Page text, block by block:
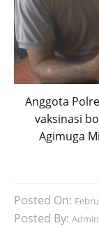
Anggota
vaksinasi
Agimuga
Posted On:
Posted By: